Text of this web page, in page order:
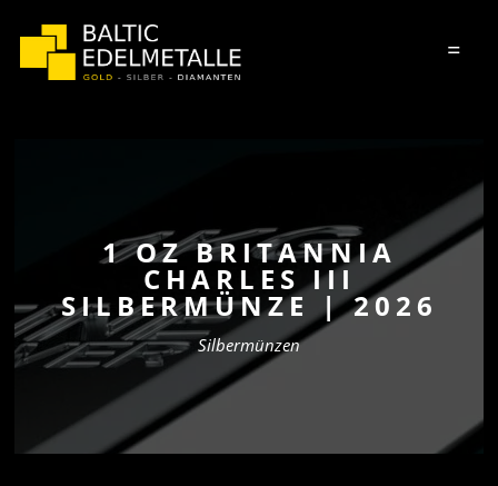
=
1 OZ BRITANNIA
CHARLES III
SILBERMÜNZE | 2026
Silbermünzen